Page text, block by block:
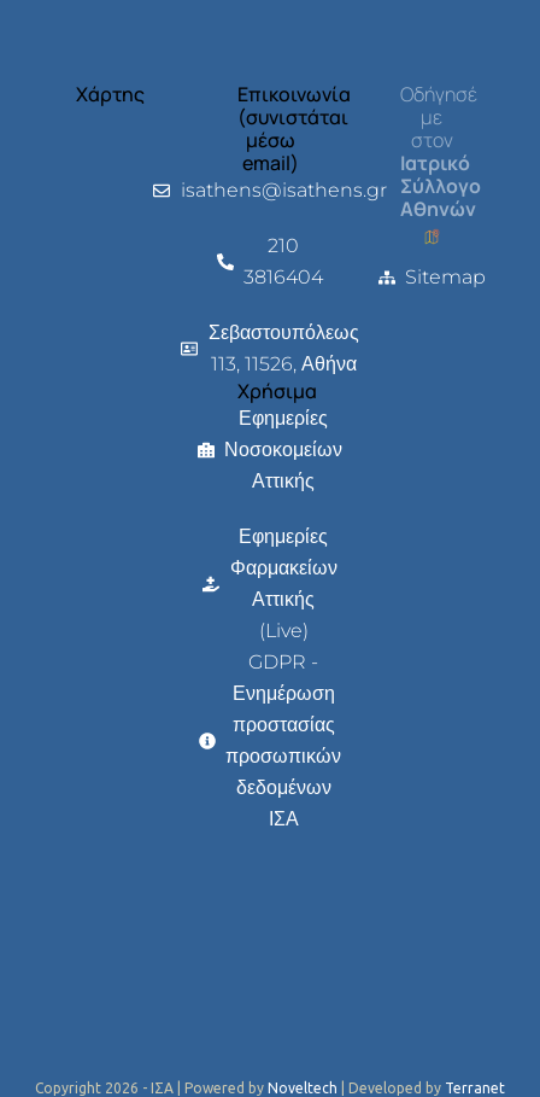
Χάρτης
Επικοινωνία
(συνιστάται
μέσω
email)
isathens@isathens.gr
210
3816404
Σεβαστουπόλεως
113, 11526, Αθήνα
Χρήσιμα
Εφημερίες
Νοσοκομείων
Αττικής
Εφημερίες
Φαρμακείων
Αττικής
(Live)
GDPR -
Ενημέρωση
προστασίας
προσωπικών
δεδομένων
ΙΣΑ
Οδήγησέ
με
στον
Ιατρικό
Σύλλογο
Αθηνών
Sitemap
Copyright 2026 - ΙΣΑ | Powered by Noveltech | Developed by Terranet